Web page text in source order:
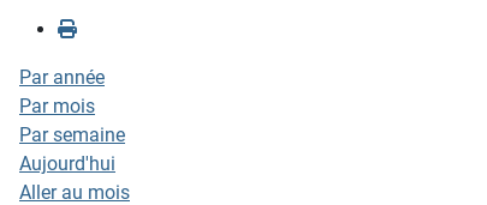
Par année
Par mois
Par semaine
Aujourd'hui
Aller au mois